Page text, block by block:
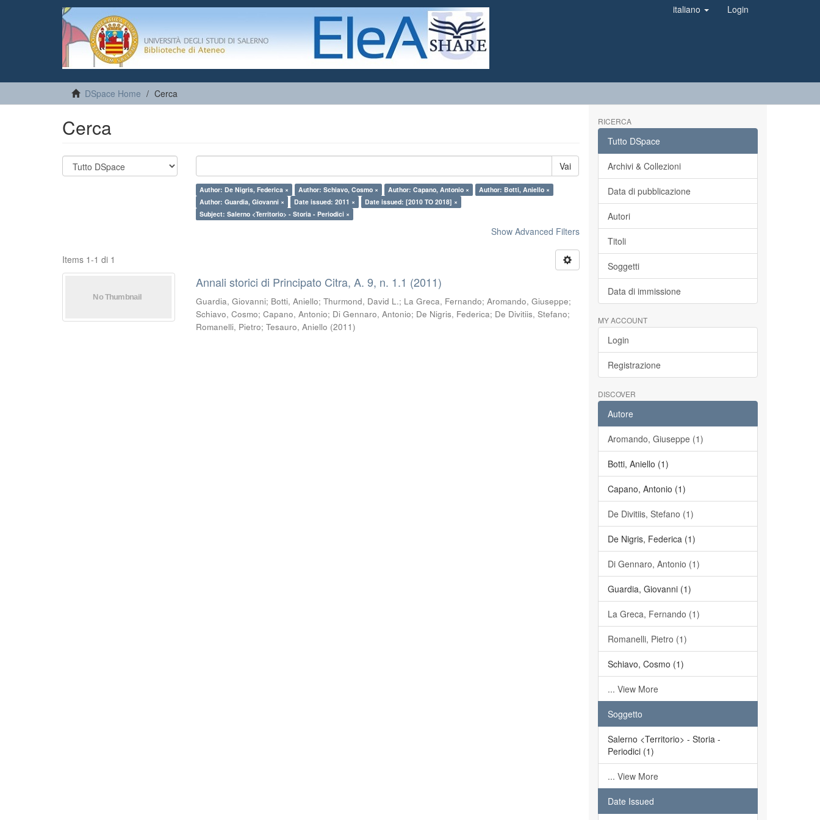
italiano Login
DSpace Home Cerca
Cerca
Vai
Author: De Nigris, Federica × Author: Schiavo, Cosmo × Author: Capano, Antonio ×
Author: Botti, Aniello ×
Author: Guardia, Giovanni ×
Date issued: 2011 ×
Date issued: [2010 TO 2018] ×
Subject: Salerno <Territorio> - Storia - Periodici ×
Show Advanced Filters
Items 1-1 di 1
Annali storici di Principato Citra, A. 9, n. 1.1 (2011)
Guardia, Giovanni; Botti, Aniello;Thurmond, David L.; La Greca, Fernando;Aromando, Giuseppe;
Schiavo, Cosmo;Capano, Antonio; Di Gennaro, Antonio; De Nigris, Federica; De Divitiis, Stefano;
Romanelli, Pietro;Tesauro, Aniello (2011)
RICERCA
Tutto DSpace
Archivi & Collezioni
Data di pubblicazione
Autori
Titoli
Soggetti
Data di immissione
MY ACCOUNT
Login
Registrazione
DISCOVER
Autore
Aromando, Giuseppe (1)
Botti, Aniello (1)
Capano, Antonio (1)
De Divitiis, Stefano (1)
De Nigris, Federica (1)
Di Gennaro, Antonio (1)
Guardia, Giovanni (1)
La Greca, Fernando (1)
Romanelli, Pietro (1)
Schiavo, Cosmo (1)
... View More
Soggetto
Salerno <Territorio> - Storia -
Periodici (1)
... View More
Date Issued